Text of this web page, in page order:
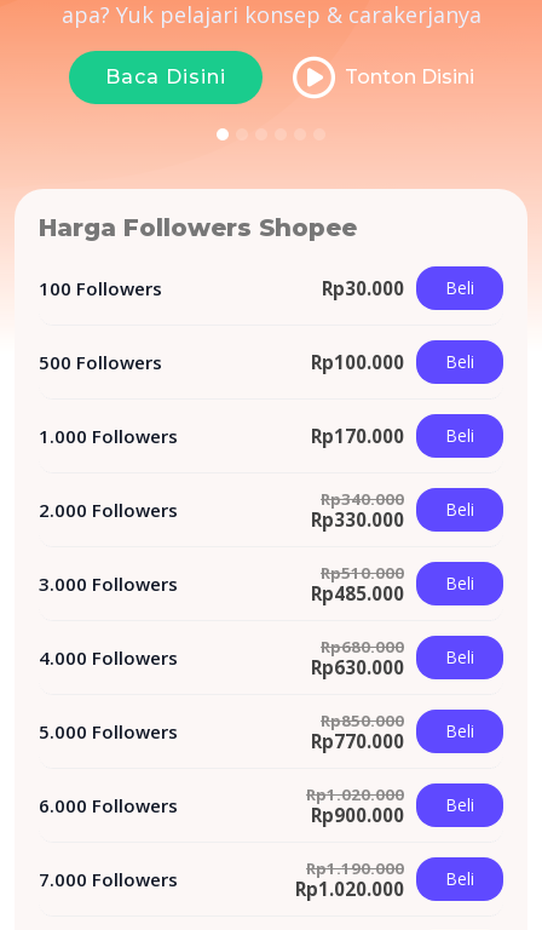
permanen, 100% aman & bergaransi
Baca Disini Tonton Disini
Harga Followers Shopee
100 Followers Rp30.000 Beli
500 Followers Rp100.000 Beli
1.000 Followers Rp170.000 Beli
2.000 Followers Rp340.000
Rp330.000 Beli
3.000 Followers Rp510.000
Rp485.000 Beli
4.000 Followers Rp680.000
Rp630.000 Beli
5.000 Followers Rp850.000
Rp770.000 Beli
6.000 Followers Rp1.020.000
Rp900.000 Beli
7.000 Followers Rp1.190.000
Rp1.020.000 Beli